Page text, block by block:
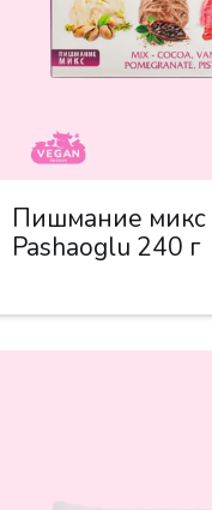
Пишмание микс
Pashaoglu 240 г